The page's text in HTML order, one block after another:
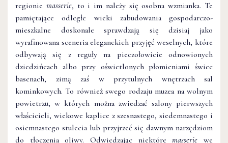
regionie masserie, to i im należy się osobna wzmianka. Te
pamiętające odległe wieki zabudowania gospodarczo-
mieszkalne doskonale sprawdzają się dzisiaj jako
wyrafinowana sceneria eleganckich przyjęć weselnych, które
odbywają się z reguły na pieczołowicie odnowionych
dziedzińcach albo przy oświetlonych płomieniami świec
basenach, zimą zaś w przytulnych wnętrzach sal
kominkowych. To również swego rodzaju muzea na wolnym
powietrzu, w których można zwiedzać salony pierwszych
właścicieli, wiekowe kaplice z szesnastego, siedemnastego i
osiemnastego stulecia lub przyjrzeć się dawnym narzędziom
do tłoczenia oliwy. Odwiedzając niektóremasserie we